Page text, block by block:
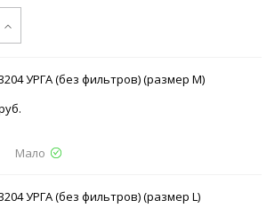
УРГА (без фильтров) (размер M)
Мало
УРГА (без фильтров) (размер L)